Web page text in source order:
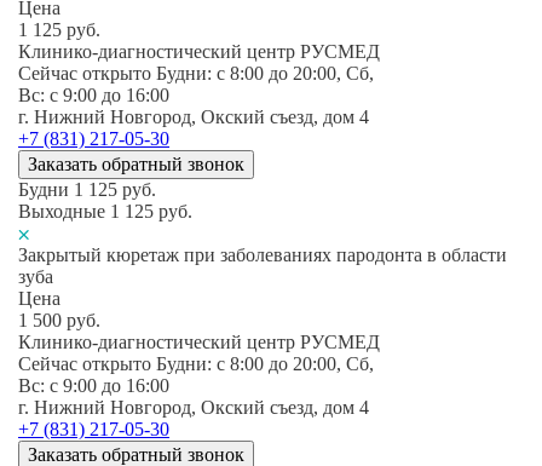
Цена
1 125 руб.
Клинико-диагностический центр РУСМЕД
Сейчас открыто Будни: c 8:00 до 20:00, Сб,
Вс: c 9:00 до 16:00
г. Нижний Новгород, Окский съезд, дом 4
+7 (831) 217-05-30
Заказать обратный звонок
Будни 1 125 руб.
Выходные 1 125 руб.
Закрытый кюретаж при заболеваниях пародонта в области
зуба
Цена
1 500 руб.
Клинико-диагностический центр РУСМЕД
Сейчас открыто Будни: c 8:00 до 20:00, Сб,
Вс: c 9:00 до 16:00
г. Нижний Новгород, Окский съезд, дом 4
+7 (831) 217-05-30
Заказать обратный звонок